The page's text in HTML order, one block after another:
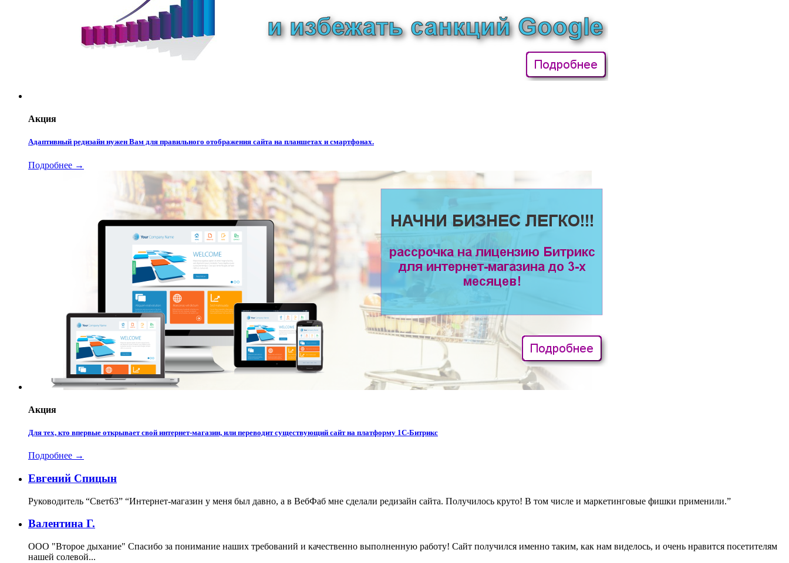
Акция
Адаптивный редизайн нужен Вам для правильного отображения сайта на планшетах и смартфонах.
Подробнее →
Акция
Для тех, кто впервые открывает свой интернет-магазин, или переводит существующий сайт на платформу 1С-Битрикс
Подробнее →
Евгений Спицын
Руководитель “Свет63” “Интернет-магазин у меня был давно, а в ВебФаб мне сделали редизайн сайта. Получилось круто! В том числе и маркетинговые фишки применили.”
Валентина Г.
ООО "Второе дыхание" Спасибо за понимание наших требований и качественно выполненную работу! Сайт получился именно таким, как нам виделось, и очень нравится посетителям
нашей солевой...